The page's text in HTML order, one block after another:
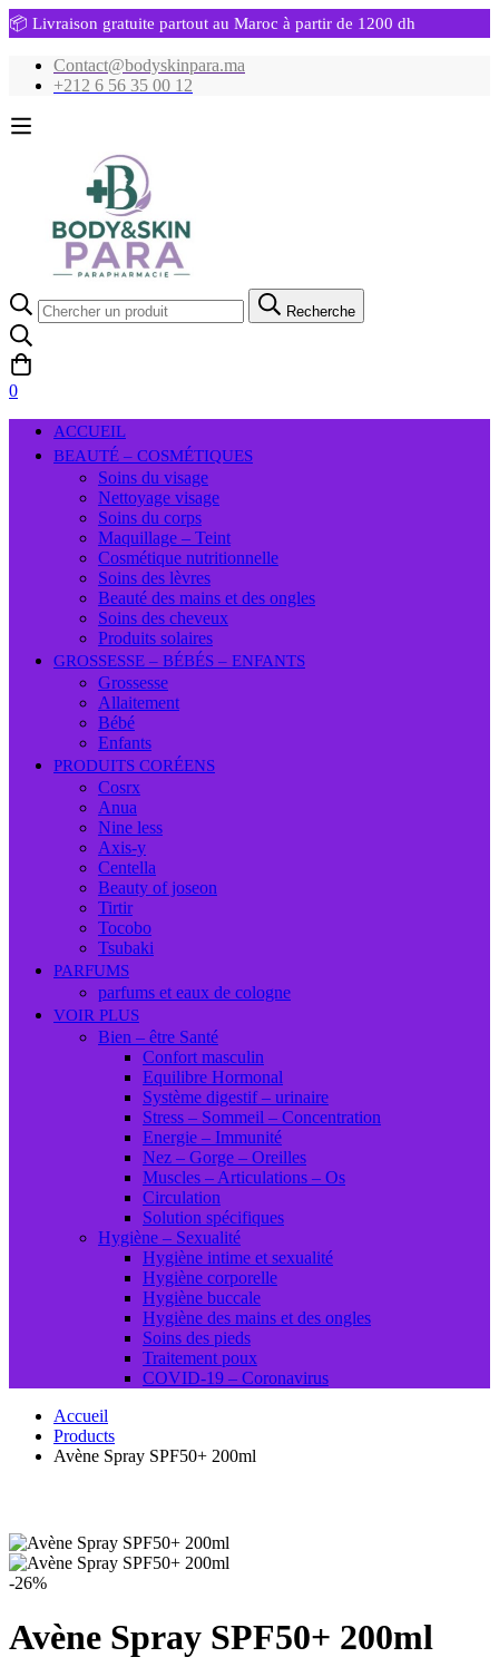
📦 Livraison gratuite partout au Maroc à partir de 1200 dh
Contact@bodyskinpara.ma
+212 6 56 35 00 12
Recherche
pour:
Recherche
0
ACCUEIL
BEAUTÉ – COSMÉTIQUES
Soins du visage
Nettoyage visage
Soins du corps
Maquillage – Teint
Cosmétique nutritionnelle
Soins des lèvres
Beauté des mains et des ongles
Soins des cheveux
Produits solaires
GROSSESSE – BÉBÉS – ENFANTS
Grossesse
Allaitement
Bébé
Enfants
PRODUITS CORÉENS
Cosrx
Anua
Nine less
Axis-y
Centella
Beauty of joseon
Tirtir
Tocobo
Tsubaki
PARFUMS
parfums et eaux de cologne
VOIR PLUS
Bien – être Santé
Confort masculin
Equilibre Hormonal
Système digestif – urinaire
Stress – Sommeil – Concentration
Energie – Immunité
Nez – Gorge – Oreilles
Muscles – Articulations – Os
Circulation
Solution spécifiques
Hygiène – Sexualité
Hygiène intime et sexualité
Hygiène corporelle
Hygiène buccale
Hygiène des mains et des ongles
Soins des pieds
Traitement poux
COVID-19 – Coronavirus
Accueil
Products
Avène Spray SPF50+ 200ml
-26%
Avène Spray SPF50+ 200ml